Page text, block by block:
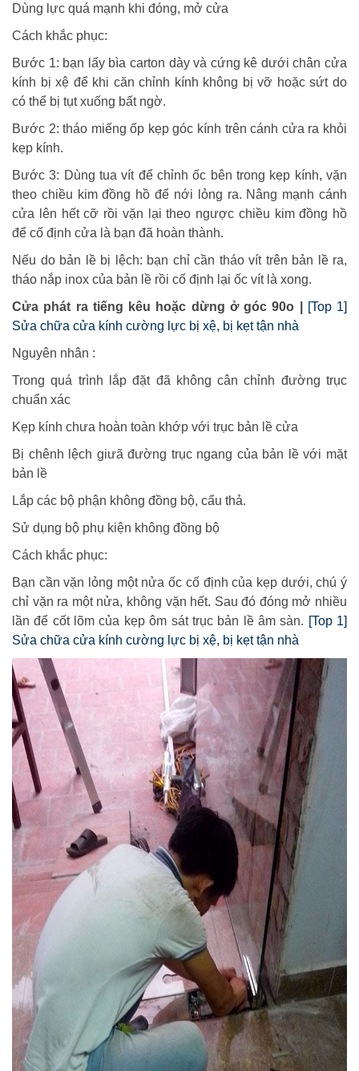
Dùng lực quá mạnh khi đóng, mở cửa
Cách khắc phục:
Bước 1: bạn lấy bìa carton dày và cứng kê dưới chân cửa
kính bị xệ để khi căn chỉnh kính không bị vỡ hoặc sứt do
có thể bị tụt xuống bất ngờ.
Bước 2: tháo miếng ốp kẹp góc kính trên cánh cửa ra khỏi
kẹp kính.
Bước 3: Dùng tua vít để chỉnh ốc bên trong kẹp kính, vặn
theo chiều kim đồng hồ để nới lỏng ra. Nâng mạnh cánh
cửa lên hết cỡ rồi vặn lại theo ngược chiều kim đồng hồ
để cố định cửa là bạn đã hoàn thành.
Nếu do bản lề bị lệch: bạn chỉ cần tháo vít trên bản lề ra,
tháo nắp inox của bản lề rồi cố định lại ốc vít là xong.
Cửa phát ra tiếng kêu hoặc dừng ở góc 90o |
[Top 1]
Sửa chữa cửa kính cường lực bị xệ, bị kẹt tận nhà
Nguyên nhân :
Trong quá trình lắp đặt đã không cân chỉnh đường trục
chuẩn xác
Kẹp kính chưa hoàn toàn khớp với trục bản lề cửa
Bị chênh lệch giưã đường trục ngang của bản lề với mặt
bản lề
Lắp các bộ phận không đồng bộ, cẩu thả.
Sử dụng bộ phụ kiện không đồng bộ
Cách khắc phục:
Bạn cần vặn lỏng một nửa ốc cố định của kẹp dưới, chú ý
chỉ vặn ra một nửa, không vặn hết. Sau đó đóng mở nhiều
lần để cốt lõm của kẹp ôm sát trục bản lề âm sàn. [Top 1]
Sửa chữa cửa kính cường lực bị xệ, bị kẹt tận nhà